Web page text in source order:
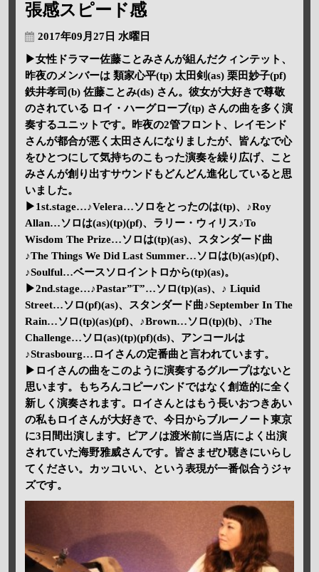
張感スピード感
2017年09月27日 水曜日
▶女性ドラマー佐藤ことみさんが組んだクィンテット、
昨夜のメンバーは 類家心平(tp) 太田剣(as) 栗田妙子(pf)
鉄井孝司(b) 佐藤ことみ(ds) さん。彼女が大好きで尊敬
のされている ロイ・ハーグローブ(tp) さんの曲を多く演
奏するユニットです。昨夜の2管フロント、レイモンド
さんが都合が悪く太田さんになりましたが、皆んなで心
をひとつにして気持ちのこもった演奏を繰り広げ、こと
みさんが創り出すサウンドもどんどん進化していると思
いました。
▶1st.stage…♪Velera…ソロをとったのは(tp)、♪Roy
Allan…ソロは(as)(tp)(pf)、ラリー・ウィリス♪To
Wisdom The Prize…ソロは(tp)(as)、スタンダード曲
♪The Things We Did Last Summer…ソロは(b)(as)(pf)、
♪Soulful…ベースソロイントロから(tp)(as)。
▶2nd.stage…♪Pastar”T”…ソロ(tp)(as)、♪ Liquid
Street…ソロ(pf)(as)、スタンダード曲♪September In The
Rain…ソロ(tp)(as)(pf)、♪Brown…ソロ(tp)(b)、♪The
Challenge…ソロ(as)(tp)(pf)(ds)、アンコールは
♪Strasbourg…ロイさんの定番曲と言われています。
▶ロイさんの曲をこのように演奏するグループはないと
思います。もちろんコピーバンドではなく創造的に全く
新しく演奏されます。ロイさんとはもう長いおつきあい
の私もロイさんが大好きで、今日からブルーノート東京
に3日間出演します。ピアノは渡米前に当店によく出演
されていた海野雅威さんです。皆さまぜひ聴きにいらし
てください。カッコいい、という表現が一番似合うジャ
ズです。